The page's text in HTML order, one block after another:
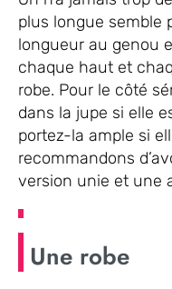
plus longue semble
longueur au genou
chaque haut et
robe. Pour le côté
dans la jupe si elle
portez-la ample si
recommandons
version unie et une
Une robe